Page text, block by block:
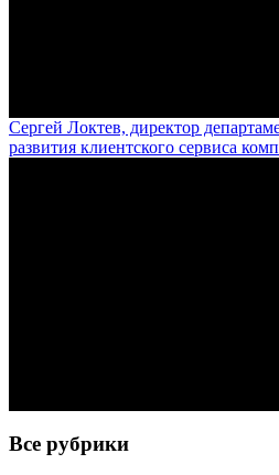
Сергей Локтев, директор
развития клиентского сервиса
Все рубрики